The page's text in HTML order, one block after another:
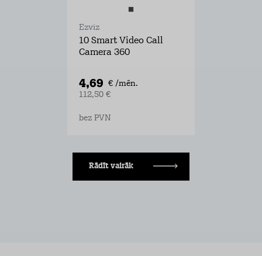
Ezviz
10 Smart Video Call
Camera 360
4,69 € /mēn.
112,50 €
bez PVN
Rādīt vairāk